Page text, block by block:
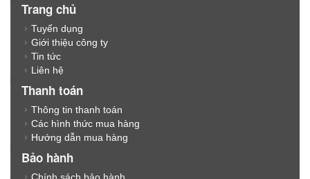
Trang chủ
Tuyển dụng
Giới thiệu công ty
Tin tức
Liên hệ
Thanh toán
Thông tin thanh toán
Các hình thức mua hàng
Hướng dẫn mua hàng
Bảo hành